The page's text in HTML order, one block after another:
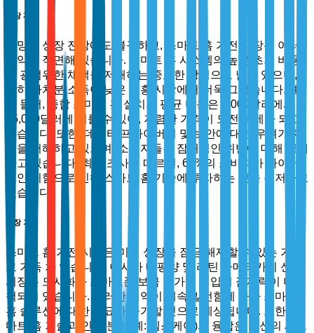
시장 제약
유망한 성장 전망에도 불구하고, 스마트 홈 가전 시장은 여러
제약에 직면해 있습니다. 스마트 홈 시스템의 높은 초기 비용
은 광범위한 채택을 저해하는 중요한 장벽으로 남아 있으며,
특히 가처분 소득이 낮은 신흥 시장에서 더욱 그렇습니다. 예
를 들어, 종합 스마트 홈 설치의 평균 비용은 5,000달러에서
15,000달러에 이를 수 있어, 저렴한 가격이 도전 과제가 되고
있습니다. 또한, 데이터 프라이버시 및 보안에 대한 우려가 채
택을 저해하고 있으며, 소비자들은 잠재적인 위반에 대해 경계
하고 있습니다. 최근 조사에 따르면, 62%의 소비자가 사이버
보안 위험으로 인해 스마트 홈 기술에 투자하는 것을 주저하고
있습니다.
시장 기회
스마트 홈 가전 시장은 미래 성장을 잠금 해제할 수 있는 기회
로 가득 차 있습니다. 아시아 태평양 및 라틴 아메리카의 신흥
시장은 도시화와 스마트폰 보급 증가에 힘입어 잠재력이 미개
척되어 있습니다. 이러한 지역이 계속 발전함에 따라 스마트
홈 솔루션에 대한 수요가 증가할 것으로 예상됩니다. 또한, 스
마트 홈 기술과 인접 분야(예: 헬스케어)의 융합은 혁신의 새로